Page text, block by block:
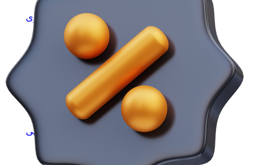
همه دستگاه های تولید سلولزی
دستگاه های تولید پلیمری
دستگاه های تولید پلیمری
خط تولید کیسه فریزر
خط تولید کیسه زباله
خط تولید نایلون دسته دار
خط تولید طاقه نایلون مادر
همه دستگاه های تولید پلیمری
خط تولید مواد غذایی
خط تولید مواد غذایی
خط تولید بسته‌بندی مواد غذایی